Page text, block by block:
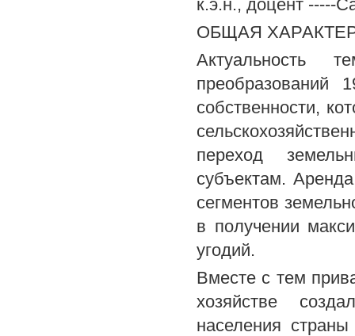
к.э.н., доцент -----
ОБЩАЯ
Актуальность
преобразований
собственности,
переход
субъектам.
сегментов
в получении
угодий.
Вместе с тем
хозяйстве
населения